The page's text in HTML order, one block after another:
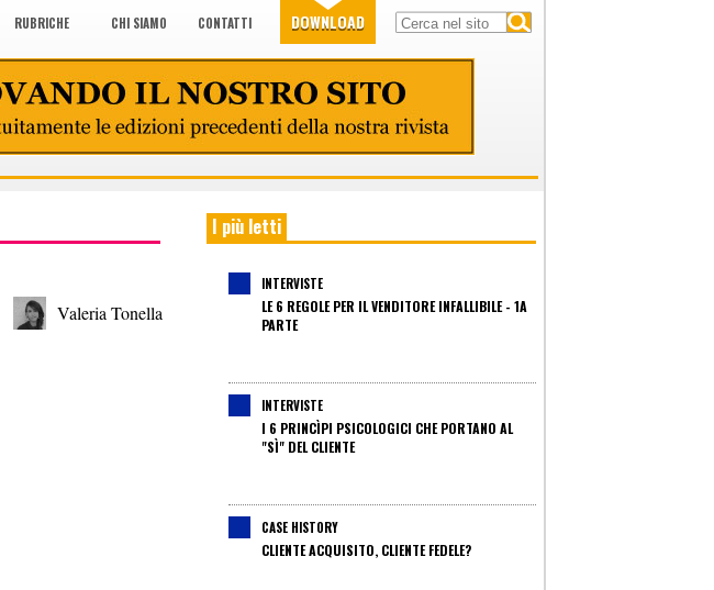
RUBRICHE CHI SIAMO CONTATTI DOWNLOAD
Valeria Tonella
I più letti
INTERVISTE
LE 6 REGOLE PER IL VENDITORE INFALLIBILE - 1A
PARTE
INTERVISTE
I 6 PRINCÌPI PSICOLOGICI CHE PORTANO AL
"SÌ" DEL CLIENTE
CASE HISTORY
CLIENTE ACQUISITO, CLIENTE FEDELE?